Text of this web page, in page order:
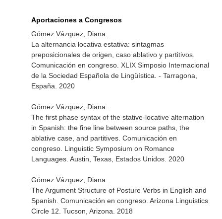
Aportaciones a Congresos
Gómez Vázquez, Diana:
La alternancia locativa estativa: sintagmas
preposicionales de origen, caso ablativo y partitivos.
Comunicación en congreso. XLIX Simposio Internacional
de la Sociedad Española de Lingüística. - Tarragona,
España. 2020
Gómez Vázquez, Diana:
The first phase syntax of the stative-locative alternation
in Spanish: the fine line between source paths, the
ablative case, and partitives. Comunicación en
congreso. Linguistic Symposium on Romance
Languages. Austin, Texas, Estados Unidos. 2020
Gómez Vázquez, Diana:
The Argument Structure of Posture Verbs in English and
Spanish. Comunicación en congreso. Arizona Linguistics
Circle 12. Tucson, Arizona. 2018